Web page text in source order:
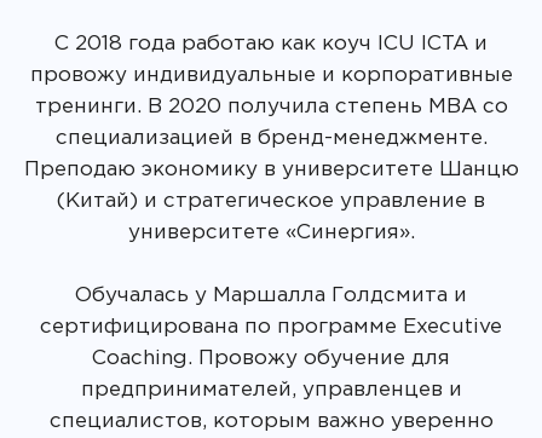
С 2018 года работаю как коуч ICU ICTA и
провожу индивидуальные и корпоративные
тренинги. В 2020 получила степень MBA со
специализацией в бренд-менеджменте.
Преподаю экономику в университете Шанцю
(Китай) и стратегическое управление в
университете «Синергия».
Обучалась у Маршалла Голдсмита и
сертифицирована по программе Executive
Coaching. Провожу обучение для
предпринимателей, управленцев и
специалистов, которым важно уверенно